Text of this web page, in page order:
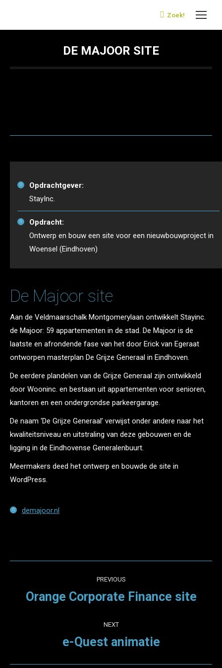
Search:
Zoek!
DE MAJOOR SITE
Opdrachtgever:
StayInc.
Opdracht:
Ontwerp en bouw een site voor een nieuwbouwproject in
Woensel (Eindhoven)
De Majoor site
Aan de Veldmaarschalk Montgomerylaan ontwikkelt Stayinc.
de Majoor: 59 appartementen in de stad. De Majoor is de
laatste en afrondende fase van het door Erick van Egeraat
ontworpen masterplan De Grijze Generaal in Eindhoven.
De eerdere plandelen van de Grijze Generaal zijn ontwikkeld
door Wooninc. en bestaan uit appartementen voor senioren,
kantoren en een ondergrondse parkeergarage.
De naam ‘De Grijze Generaal’ verwijst onder andere naar het
kwaliteitsniveau en uitstraling van deze gebouwen en de
ligging in de Eindhovense Generalenbuurt.
Meermakers deed het ontwerp en bouwde de site in
WordPress.
demajoor.nl
navigation
PREVIOUS
Previous
Orange Corporate Finance site
NEXT
Next
e-Quest animatie